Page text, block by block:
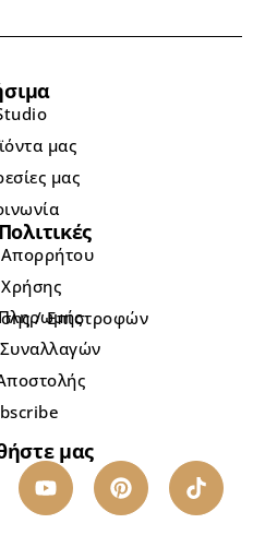
μας
μας
Απορρήτου
/ Επιστροφών
μας